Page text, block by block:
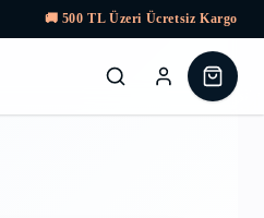
🚚 500 TL Üzeri Ücretsiz Kargo